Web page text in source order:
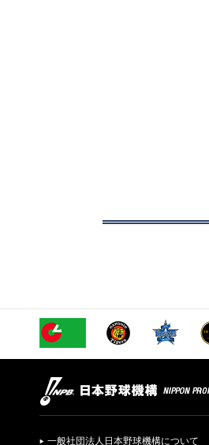
一般社団法人日本野球機構について